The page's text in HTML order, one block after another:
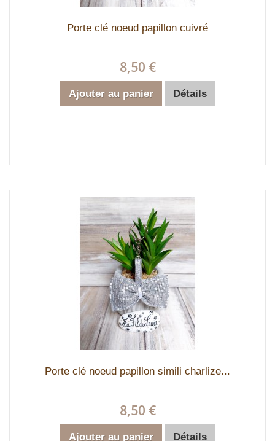
Porte clé noeud papillon cuivré
8,50 €
Ajouter au panier Détails
Porte clé noeud papillon simili charlize...
8,50 €
Ajouter au panier Détails